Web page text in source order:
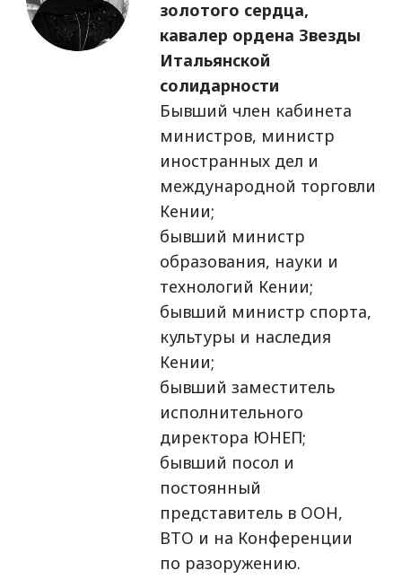
золотого сердца,
кавалер ордена Звезды
Итальянской
солидарности
Бывший член кабинета
министров, министр
иностранных дел и
международной торговли
Кении;
бывший министр
образования, науки и
технологий Кении;
бывший министр спорта,
культуры и наследия
Кении;
бывший заместитель
исполнительного
директора ЮНЕП;
бывший посол и
постоянный
представитель в ООН,
ВТО и на Конференции
по разоружению.